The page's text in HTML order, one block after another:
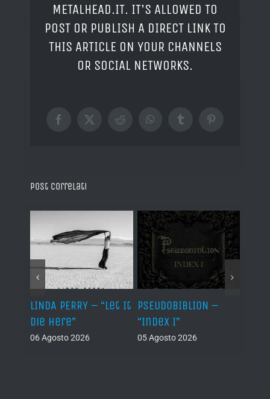
METALHEAD.IT. IT'S ALLOWED TO
POST OR PUBLISH A DIRECT LINK TO
THIS ARTICLE ON YOUR CHANNELS
OR SOCIAL NETWORKS.
Facebook
X RedditWhatsAppTumblrPinterest
Post correlati
LINDA PERRY – “Let It
Die Here”
06 Agosto 2026
PSEUDOBIBLION –
“Index I”
05 Agosto 2026